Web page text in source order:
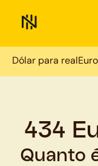
Dólar para real
434
Quanto